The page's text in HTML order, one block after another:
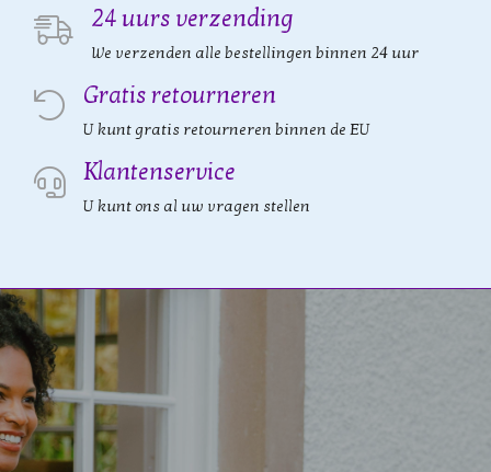
24 uurs verzending
We verzenden alle bestellingen binnen 24 uur
Gratis retourneren
U kunt gratis retourneren binnen de EU
Klantenservice
U kunt ons al uw vragen stellen